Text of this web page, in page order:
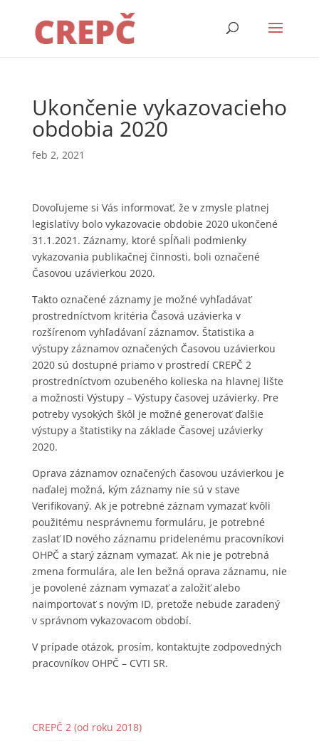
Ukončenie vykazovacieho
obdobia 2020
feb 2, 2021
Dovoľujeme si Vás informovať, že v zmysle platnej
legislatívy bolo vykazovacie obdobie 2020 ukončené
31.1.2021. Záznamy, ktoré spĺňali podmienky
vykazovania publikačnej činnosti, boli označené
Časovou uzávierkou 2020.
Takto označené záznamy je možné vyhľadávať
prostredníctvom kritéria Časová uzávierka v
rozšírenom vyhľadávaní záznamov. Štatistika a
výstupy záznamov označených Časovou uzávierkou
2020 sú dostupné priamo v prostredí CREPČ 2
prostredníctvom ozubeného kolieska na hlavnej lište
a možnosti Výstupy – Výstupy časovej uzávierky. Pre
potreby vysokých škôl je možné generovať ďalšie
výstupy a štatistiky na základe Časovej uzávierky
2020.
Oprava záznamov označených časovou uzávierkou je
naďalej možná, kým záznamy nie sú v stave
Verifikovaný. Ak je potrebné záznam vymazať kvôli
použitému nesprávnemu formuláru, je potrebné
zaslať ID nového záznamu pridelenému pracovníkovi
OHPČ a starý záznam vymazať. Ak nie je potrebná
zmena formulára, ale len bežná oprava záznamu, nie
je povolené záznam vymazať a založiť alebo
naimportovať s novým ID, pretože nebude zaradený
v správnom vykazovacom období.
V prípade otázok, prosím, kontaktujte zodpovedných
pracovníkov OHPČ – CVTI SR.
CREPČ 2 (od roku 2018)